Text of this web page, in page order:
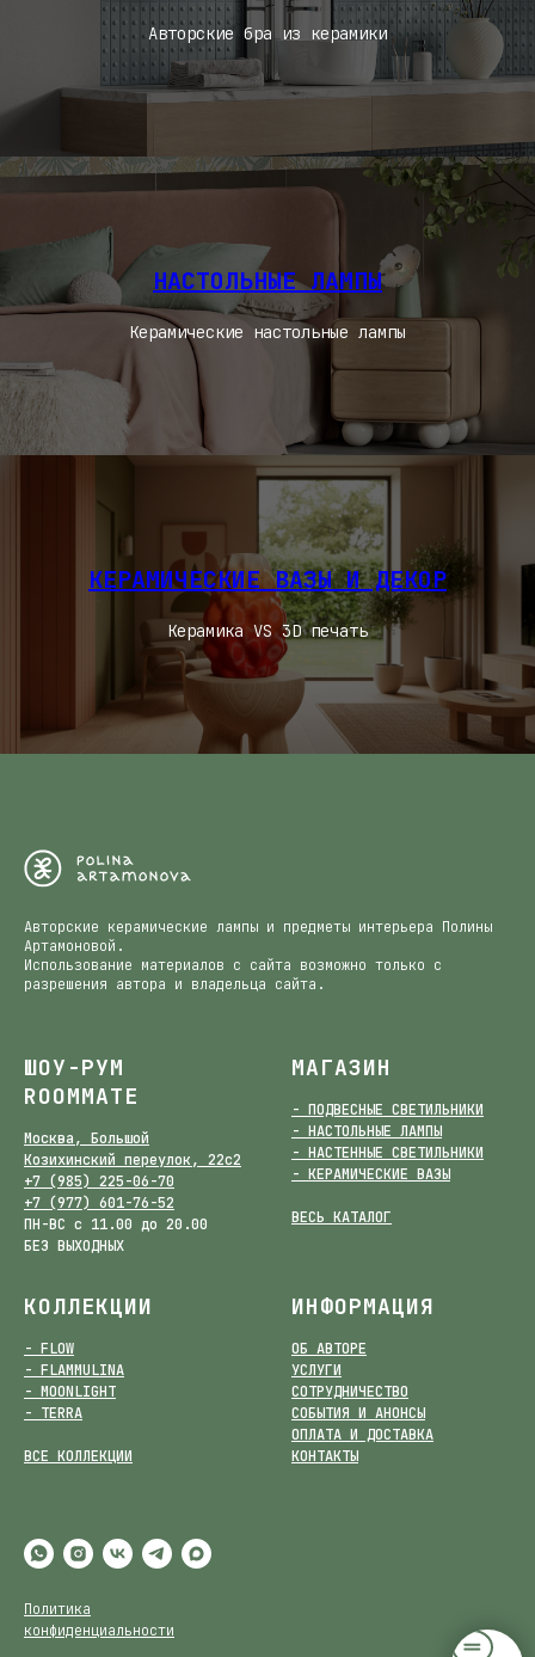
Авторские бра из керамики
НАСТОЛЬНЫЕ ЛАМПЫ
Керамические настольные лампы
КЕРАМИЧЕСКИЕ ВАЗЫ И ДЕКОР
Керамика VS 3D печать
Авторские керамические лампы и предметы интерьера Полины
Артамоновой.
Использование материалов с сайта возможно только с
разрешения автора и владельца сайта.
ШОУ-РУМ
ROOMMATE
Москва, Большой
Козихинский переулок, 22с2
+7 (985) 225-06-70
+7 (977) 601-76-52
ПН-ВС с 11.00 до 20.00
БЕЗ ВЫХОДНЫХ
МАГАЗИН
- ПОДВЕСНЫЕ СВЕТИЛЬНИКИ
- НАСТОЛЬНЫЕ ЛАМПЫ
- НАСТЕННЫЕ СВЕТИЛЬНИКИ
- КЕРАМИЧЕСКИЕ ВАЗЫ
ВЕСЬ КАТАЛОГ
КОЛЛЕКЦИИ
- FLOW
- FLAMMULINA
- MOONLIGHT
- TERRA
ВСЕ КОЛЛЕКЦИИ
ИНФОРМАЦИЯ
ОБ АВТОРЕ
УСЛУГИ
СОТРУДНИЧЕСТВО
СОБЫТИЯ И АНОНСЫ
ОПЛАТА И ДОСТАВКА
КОНТАКТЫ
Политика
конфиденциальности